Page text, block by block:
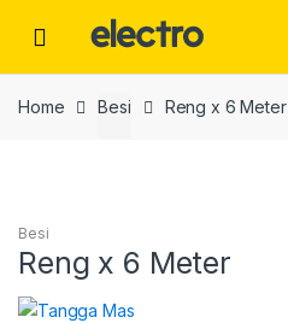
Home Besi Reng x 6 Meter
Besi
Reng x 6 Meter